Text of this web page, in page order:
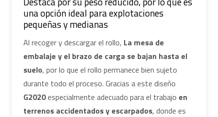
una opción ideal para explotaciones
pequeñas y medianas
Al recoger y descargar el rollo, La mesa de
embalaje y el brazo de carga se bajan hasta el
suelo, por lo que el rollo permanece bien sujeto
durante todo el proceso. Gracias a este diseño
G2020especialmente adecuado para el trabajo en
terrenos accidentados y escarpados, donde es